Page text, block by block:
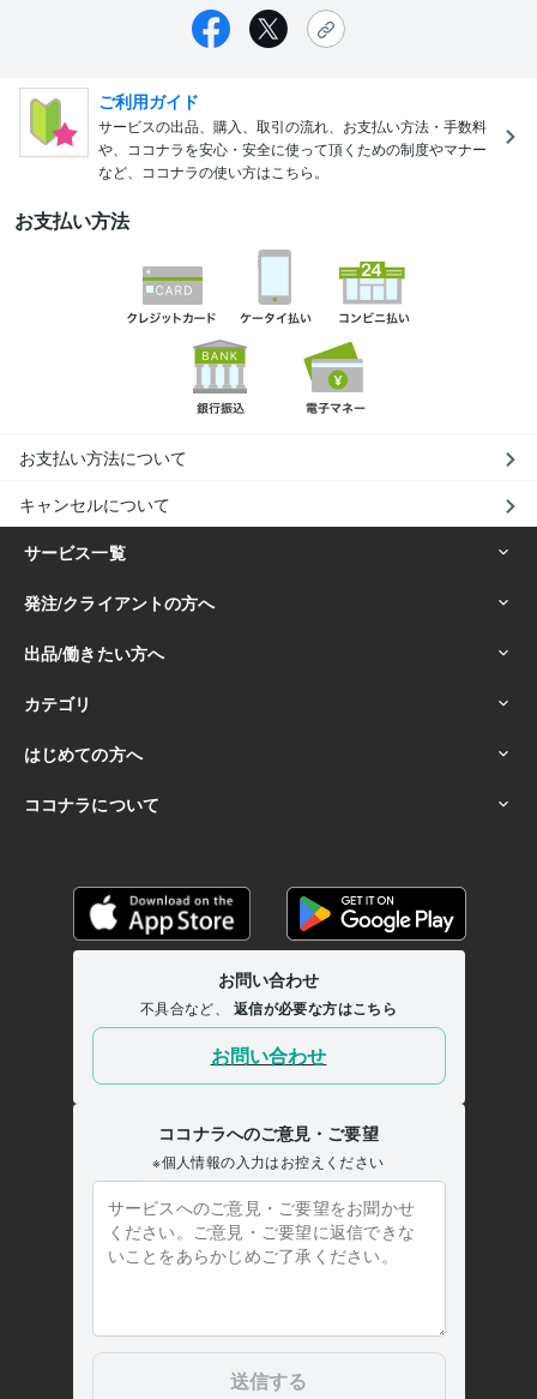
ご利用ガイド
サービスの出品、購入、取引の流れ、お支払い方法・手数料
や、ココナラを安心・安全に使って頂くための制度やマナー
など、ココナラの使い方はこちら。
お支払い方法
お支払い方法について
キャンセルについて